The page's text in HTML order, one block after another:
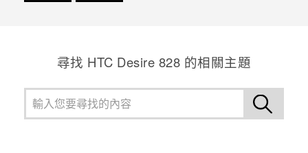
尋找 HTC Desire 828 的相關主題